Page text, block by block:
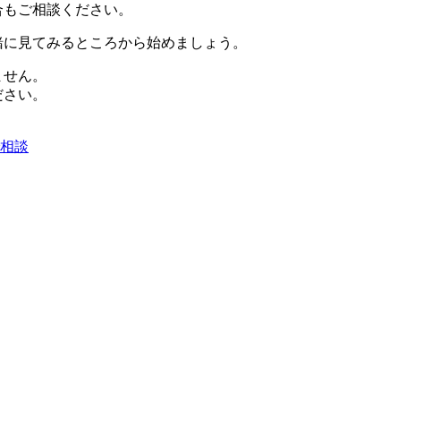
ご相談ください。
見てみるところから始めましょう。
ん。
い。
談